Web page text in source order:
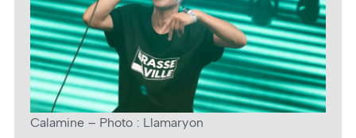
Calamine – Photo : Llamaryon